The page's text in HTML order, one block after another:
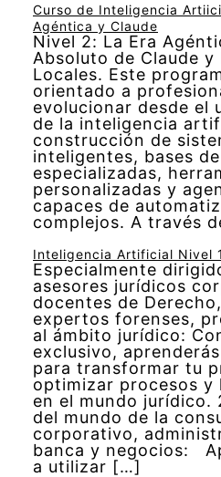
Curso de Inteligencia
Agéntica y Claude
Nivel 2: La Era
Absoluto de Claude y
Locales. Este
orientado a
evolucionar desde el
de la inteligencia
construcción de
inteligentes, bases
especializadas,
personalizadas y
capaces de
complejos. A través
Inteligencia Artificial Nivel
Especialmente
asesores jurídicos
docentes de
expertos forenses,
al ámbito jurídico:
exclusivo,
para transformar tu
optimizar procesos y
en el mundo jurídico.
del mundo de la
corporativo,
banca y negocios:
a utilizar […]